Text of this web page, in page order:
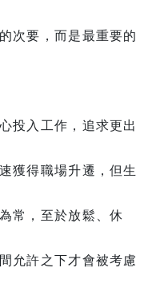
次要，而是最重要的
投入工作，追求更出
獲得職場升遷，但生
常，至於放鬆、休
允許之下才會被考慮